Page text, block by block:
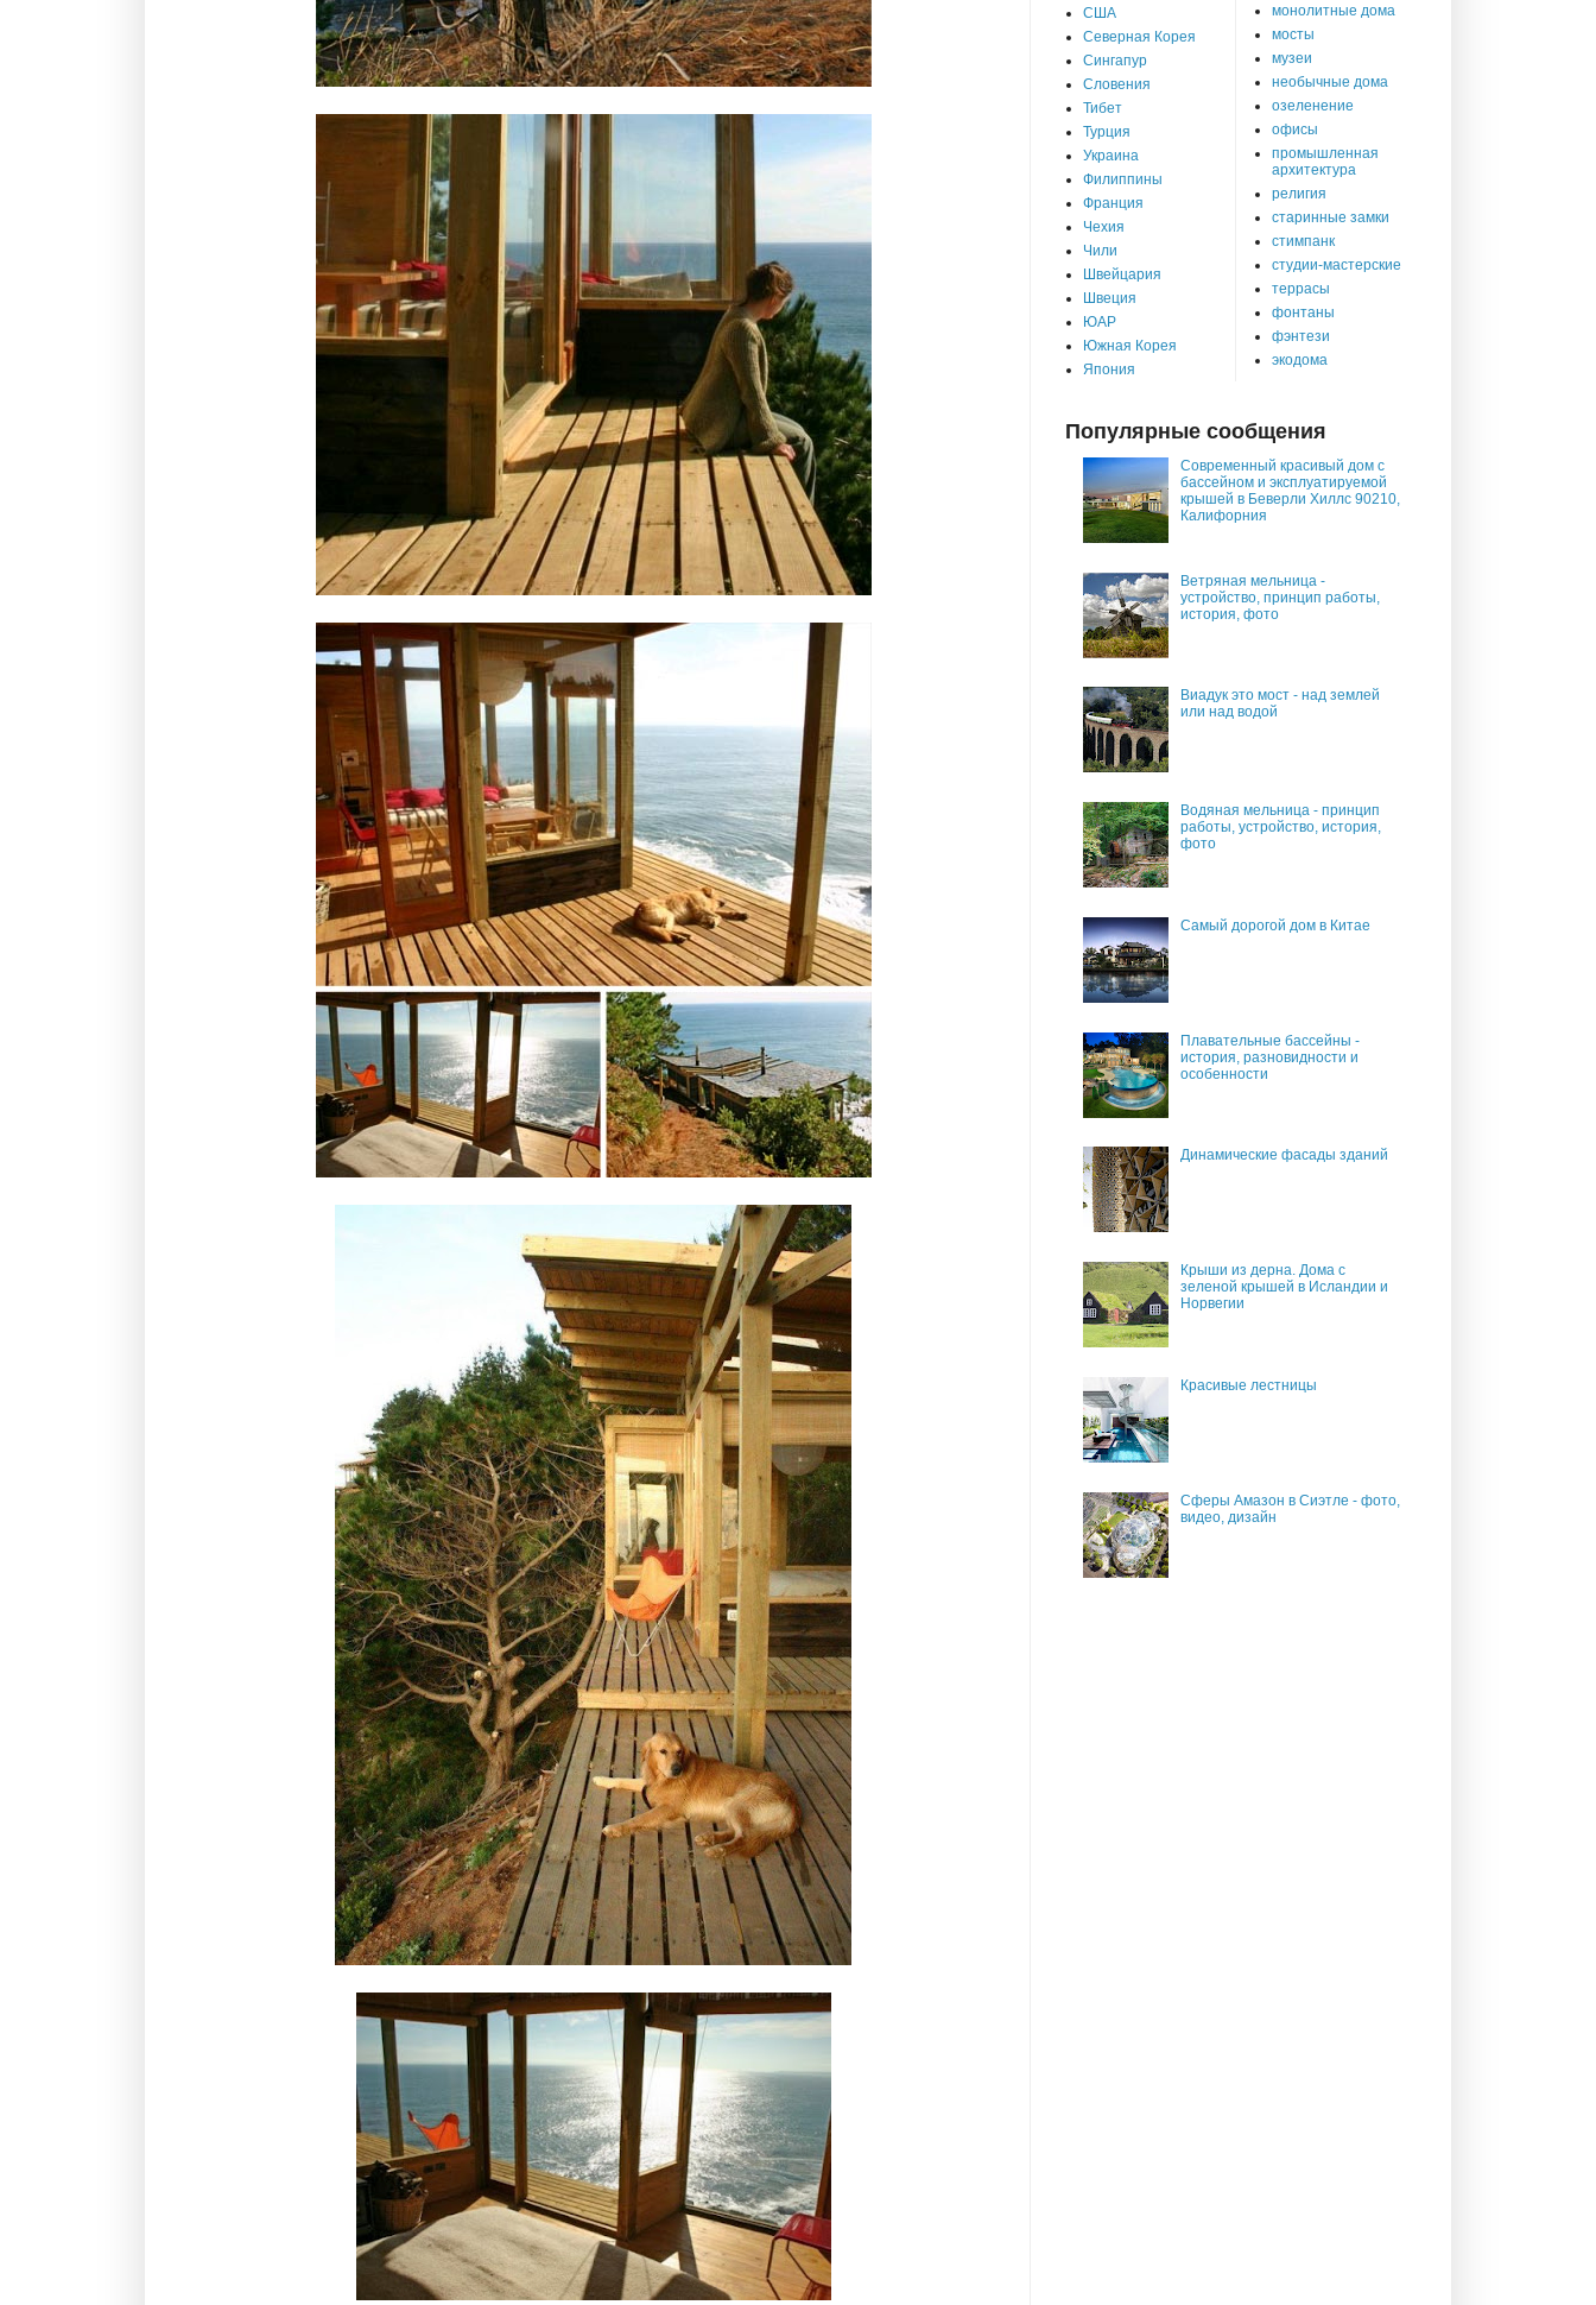
США
Северная Корея
Сингапур
Словения
Тибет
Турция
Украина
Филиппины
Франция
Чехия
Чили
Швейцария
Швеция
ЮАР
Южная Корея
Япония
монолитные дома
мосты
музеи
необычные дома
озеленение
офисы
промышленная
архитектура
религия
старинные замки
стимпанк
студии-мастерские
террасы
фонтаны
фэнтези
экодома
Популярные сообщения
Современный красивый дом с
бассейном и эксплуатируемой
крышей в Беверли Хиллс 90210,
Калифорния
Ветряная мельница -
устройство, принцип работы,
история, фото
Виадук это мост - над землей
или над водой
Водяная мельница - принцип
работы, устройство, история,
фото
Самый дорогой дом в Китае
Плавательные бассейны -
история, разновидности и
особенности
Динамические фасады зданий
Крыши из дерна. Дома с
зеленой крышей в Исландии и
Норвегии
Красивые лестницы
Сферы Амазон в Сиэтле - фото,
видео, дизайн